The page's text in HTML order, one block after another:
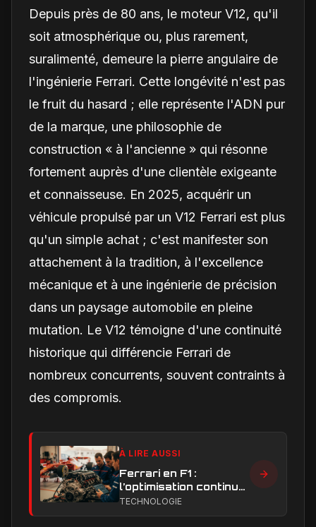
Depuis près de 80 ans, le moteur V12, qu'il
soit atmosphérique ou, plus rarement,
suralimenté, demeure la pierre angulaire de
l'ingénierie Ferrari. Cette longévité n'est pas
le fruit du hasard ; elle représente l'ADN pur
de la marque, une philosophie de
construction « à l'ancienne » qui résonne
fortement auprès d'une clientèle exigeante
et connaisseuse. En 2025, acquérir un
véhicule propulsé par un V12 Ferrari est plus
qu'un simple achat ; c'est manifester son
attachement à la tradition, à l'excellence
mécanique et à une ingénierie de précision
dans un paysage automobile en pleine
mutation. Le V12 témoigne d'une continuité
historique qui différencie Ferrari de
nombreux concurrents, souvent contraints à
des compromis.
À LIRE AUSSI
Ferrari en F1 :
l’optimisation continue,
clé de la remontée et
TECHNOLOGIE